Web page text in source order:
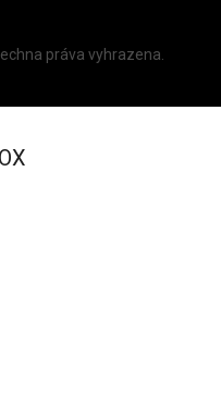
práva vyhrazena.